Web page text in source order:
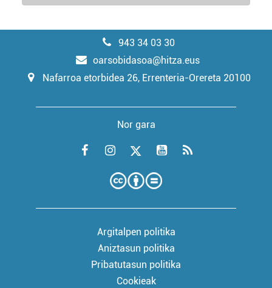
943 34 03 30
oarsobidasoa@hitza.eus
Nafarroa etorbidea 26, Errenteria-Orereta 20100
Nor gara
Argitalpen politika
Aniztasun politika
Pribatutasun politika
Cookieak